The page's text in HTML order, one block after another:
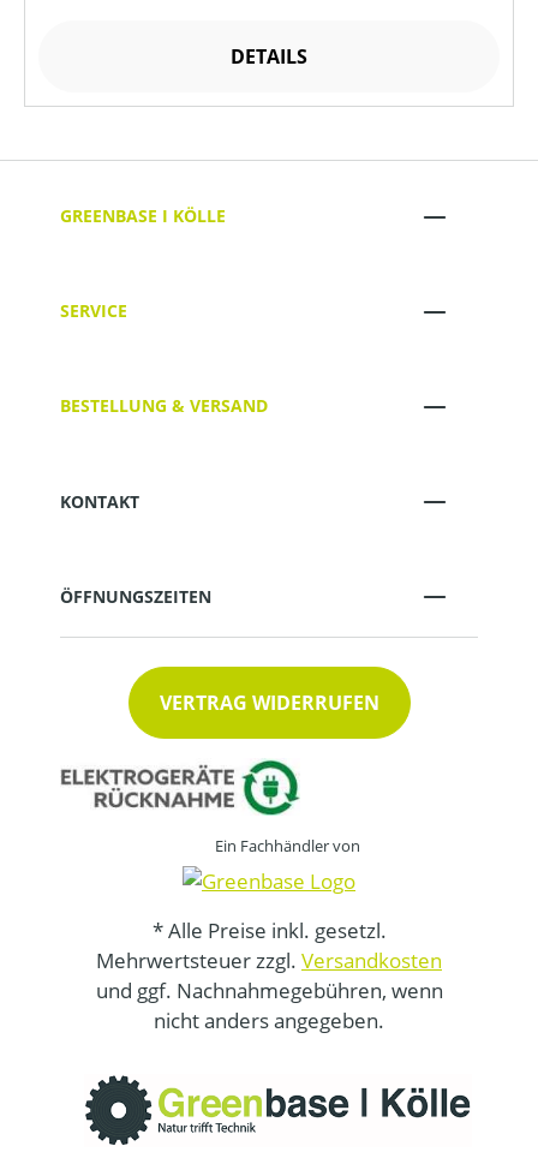
DETAILS
GREENBASE I KÖLLE
SERVICE
BESTELLUNG & VERSAND
KONTAKT
ÖFFNUNGSZEITEN
VERTRAG WIDERRUFEN
Ein Fachhändler von
* Alle Preise inkl. gesetzl.
Mehrwertsteuer zzgl. Versandkosten
und ggf. Nachnahmegebühren, wenn
nicht anders angegeben.